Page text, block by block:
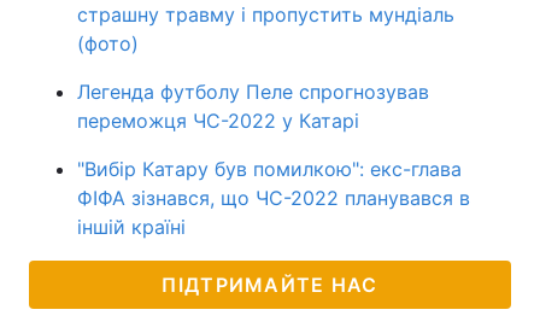
страшну травму і пропустить мундіаль
(фото)
Легенда футболу Пеле спрогнозував
переможця ЧС-2022 у Катарі
"Вибір Катару був помилкою": екс-глава
ФІФА зізнався, що ЧС-2022 планувався в
іншій країні
ПІДТРИМАЙТЕ НАС